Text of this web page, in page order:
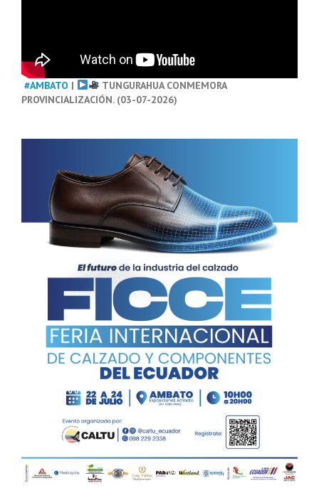
#AMBATO |
TUNGURAHUA CONMEMORA
PROVINCIALIZACIÓN. (03-07-2026)